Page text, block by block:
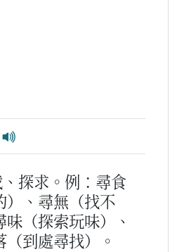
探求。例：尋食
）、尋無（找不
味（探索玩味）、
（到處尋找）。